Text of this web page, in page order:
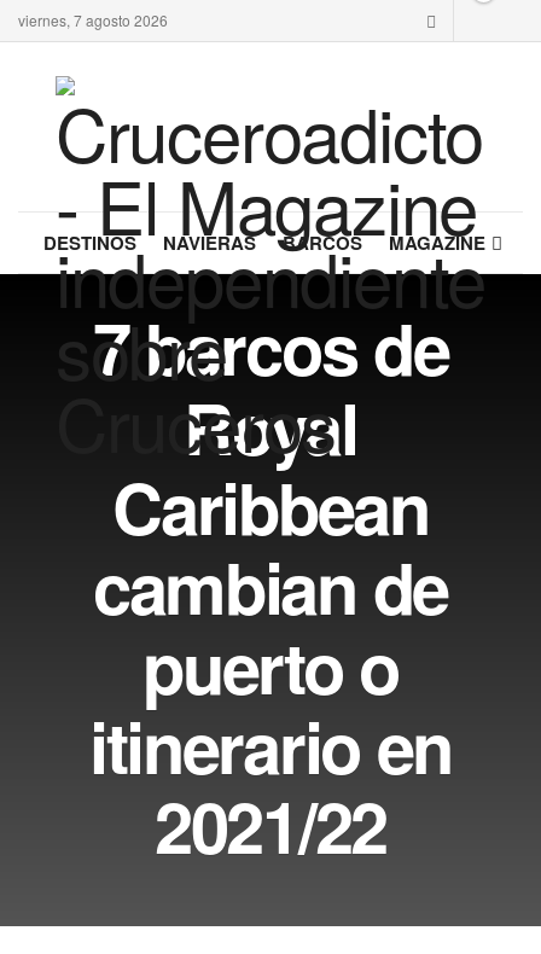
viernes, 7 agosto 2026
DESTINOS NAVIERAS BARCOS MAGAZINE
7 barcos de
Royal
Caribbean
cambian de
puerto o
itinerario en
2021/22